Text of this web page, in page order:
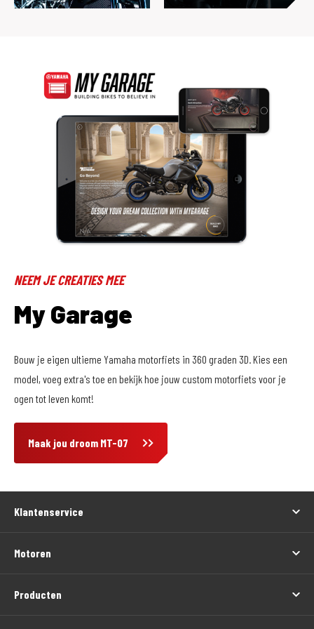
NEEM JE CREATIES MEE
My Garage
Bouw je eigen ultieme Yamaha motorfiets in 360 graden 3D. Kies een
model, voeg extra's toe en bekijk hoe jouw custom motorfiets voor je
ogen tot leven komt!
Maak jou droom MT-07
Klantenservice
Motoren
Producten